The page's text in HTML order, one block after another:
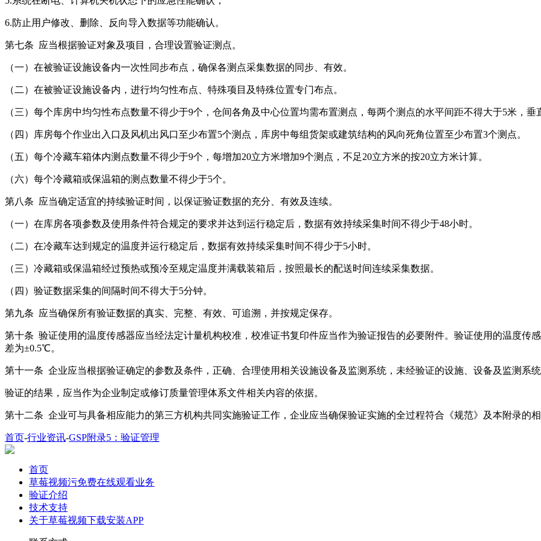
6.防止用户修改、删除、反向导入数据等功能确认。
第七条 应当根据验证对象及项目，合理设置验证测点。
（一）在被验证设施设备内一次性同步布点，确保各测点采集数据的同步、有效。
（二）在被验证设施设备内，进行均匀性布点、特殊项目及特殊位置专门布点。
（三）每个库房中均匀性布点数量不得少于9个，仓间各角及中心位置均需布置测点，每两个测点的水平间距不得大于5米，垂直
（四）库房每个作业出入口及风机出风口至少布置5个测点，库房中每组货架或建筑结构的风向死角位置至少布置3个测点。
（五）每个冷藏车箱体内测点数量不得少于9个，每增加20立方米增加9个测点，不足20立方米的按20立方米计算。
（六）每个冷藏箱或保温箱的测点数量不得少于5个。
第八条 应当确定适宜的持续验证时间，以保证验证数据的充分、有效及连续。
（一）在库房各项参数及使用条件符合规定的要求并达到运行稳定后，数据有效持续采集时间不得少于48小时。
（二）在冷藏车达到规定的温度并运行稳定后，数据有效持续采集时间不得少于5小时。
（三）冷藏箱或保温箱经过预热或预冷至规定温度并满载装箱后，按照最长的配送时间连续采集数据。
（四）验证数据采集的间隔时间不得大于5分钟。
第九条 应当确保所有验证数据的真实、完整、有效、可追溯，并按规定保存。
第十条 验证使用的温度传感器应当经法定计量机构校准，校准证书复印件应当作为验证报告的必要附件。验证使用的温度传
差为±0.5℃。
第十一条 企业应当根据验证确定的参数及条件，正确、合理使用相关设施设备及监测系统，未经验证的设施、设备及监测系统
验证的结果，应当作为企业制定或修订质量管理体系文件相关内容的依据。
第十二条 企业可与具备相应能力的第三方机构共同实施验证工作，企业应当确保验证实施的全过程符合《规范》及本附录的相关
首页-行业资讯-GSP附录5：验证管理
首页
草莓视频污免费在线观看业务
验证介绍
技术支持
关于草莓视频下载安装APP